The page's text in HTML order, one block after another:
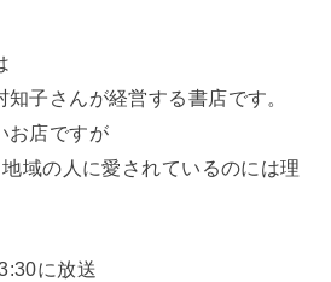
子さんが経営する書店です。
お店ですが
域の人に愛されているのには理
に放送